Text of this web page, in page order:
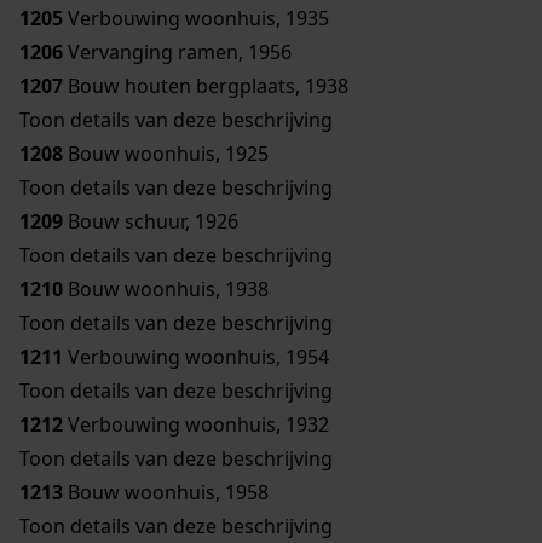
1205Verbouwing woonhuis, 1935
1206Vervanging ramen, 1956
1207 Bouw houten bergplaats, 1938
Toon details van deze beschrijving
1208 Bouw woonhuis, 1925
Toon details van deze beschrijving
1209 Bouw schuur, 1926
Toon details van deze beschrijving
1210 Bouw woonhuis, 1938
Toon details van deze beschrijving
1211 Verbouwing woonhuis, 1954
Toon details van deze beschrijving
1212Verbouwing woonhuis, 1932
Toon details van deze beschrijving
1213 Bouw woonhuis, 1958
Toon details van deze beschrijving